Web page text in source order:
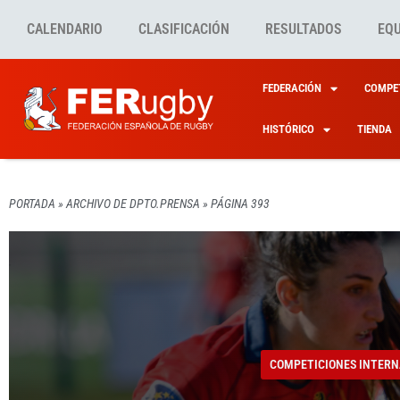
CALENDARIO CLASIFICACIÓN RESULTADOS
FEDERACIÓN
HISTÓRICO TIENDA
PORTADA » ARCHIVO DE DPTO.PRENSA » PÁGINA 393
FERUGBY
COMPETICIONES
COMPETICIONES
COMPETICIONES
23
COMPETICIONES